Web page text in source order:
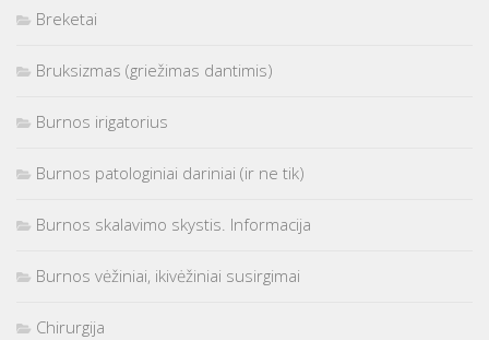
Breketai
Bruksizmas (griežimas dantimis)
Burnos irigatorius
Burnos patologiniai dariniai (ir ne tik)
Burnos skalavimo skystis. Informacija
Burnos vėžiniai, ikivėžiniai susirgimai
Chirurgija